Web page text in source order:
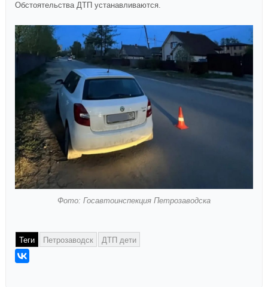
Обстоятельства ДТП устанавливаются.
Фото: Госавтоинспекция Петрозаводска
Теги Петрозаводск ДТП дети